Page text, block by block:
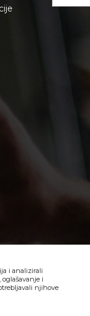
i analizirali
i
njihove